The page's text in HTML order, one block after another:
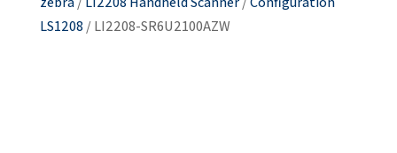
LS1208 / LI2208-SR6U2100AZW